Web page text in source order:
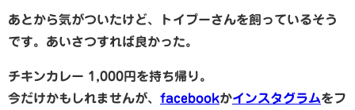
あとから気がついたけど、トイプーさんを飼っているそう
です。あいさつすれば良かった。
チキンカレー 1,000円を持ち帰り。
今だけかもしれませんが、 facebookかインスタグラムをフ